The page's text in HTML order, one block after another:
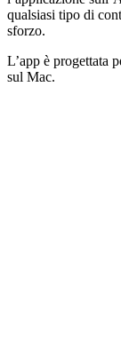
qualsiasi tipo di
sforzo.
L’app è progettata
sul Mac.